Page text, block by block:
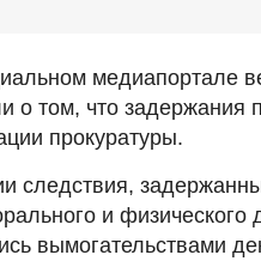
медиапортале
о том, что задержания
прокуратуры.
следствия,
и физического
вымогательствами